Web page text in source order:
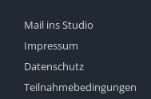
Mail ins Studio
Impressum
Datenschutz
Teilnahmebedingungen